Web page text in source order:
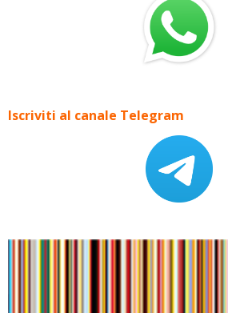
Iscriviti al canale Telegram